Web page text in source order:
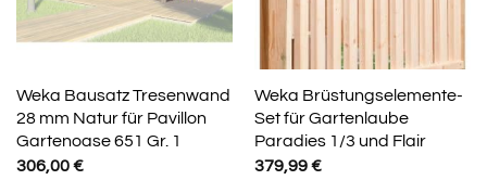
Weka Bausatz Tresenwand
28 mm Natur für Pavillon
Gartenoase 651 Gr. 1
306,00€
Weka Brüstungselemente-
Set für Gartenlaube
Paradies 1/3 und Flair
379,99€